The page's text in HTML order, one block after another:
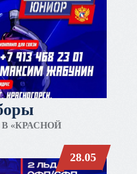
«КРАСНОЙ
28.05